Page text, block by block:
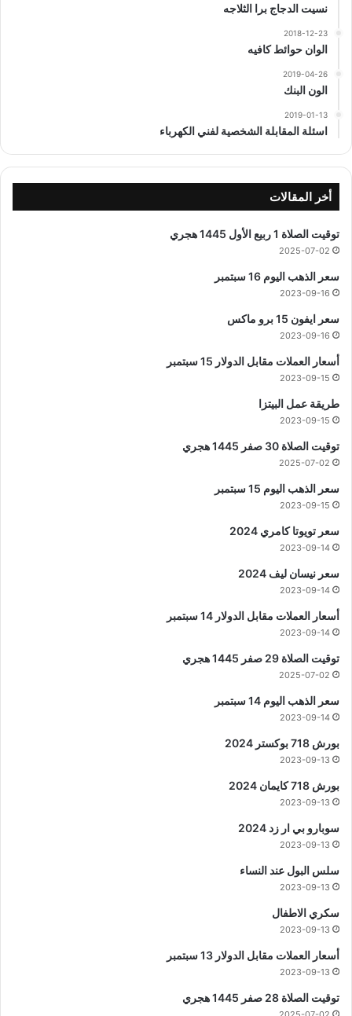
نسيت الدجاج برا الثلاجه
2018-12-23
الوان حوائط كافيه
2019-04-26
الون البنك
2019-01-13
اسئلة المقابلة الشخصية لفني الكهرباء
أخر المقالات
توقيت الصلاة 1 ربيع الأول 1445 هجري
2025-07-02
سعر الذهب اليوم 16 سبتمبر
2023-09-16
سعر ايفون 15 برو ماكس
2023-09-16
أسعار العملات مقابل الدولار 15 سبتمبر
2023-09-15
طريقة عمل البيتزا
2023-09-15
توقيت الصلاة 30 صفر 1445 هجري
2025-07-02
سعر الذهب اليوم 15 سبتمبر
2023-09-15
سعر تويوتا كامري 2024
2023-09-14
سعر نيسان ليف 2024
2023-09-14
أسعار العملات مقابل الدولار 14 سبتمبر
2023-09-14
توقيت الصلاة 29 صفر 1445 هجري
2025-07-02
سعر الذهب اليوم 14 سبتمبر
2023-09-14
بورش 718 بوكستر 2024
2023-09-13
بورش 718 كايمان 2024
2023-09-13
سوبارو بي ار زد 2024
2023-09-13
سلس البول عند النساء
2023-09-13
سكري الاطفال
2023-09-13
أسعار العملات مقابل الدولار 13 سبتمبر
2023-09-13
توقيت الصلاة 28 صفر 1445 هجري